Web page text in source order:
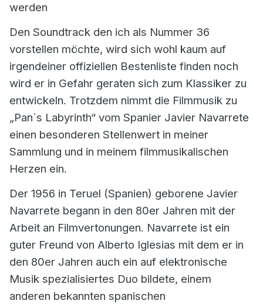
werden
Den Soundtrack den ich als Nummer 36
vorstellen möchte, wird sich wohl kaum auf
irgendeiner offiziellen Bestenliste finden noch
wird er in Gefahr geraten sich zum Klassiker zu
entwickeln. Trotzdem nimmt die Filmmusik zu
„Pan´s Labyrinth“ vom Spanier Javier Navarrete
einen besonderen Stellenwert in meiner
Sammlung und in meinem filmmusikalischen
Herzen ein.
Der 1956 in Teruel (Spanien) geborene Javier
Navarrete begann in den 80er Jahren mit der
Arbeit an Filmvertonungen. Navarrete ist ein
guter Freund von Alberto Iglesias mit dem er in
den 80er Jahren auch ein auf elektronische
Musik spezialisiertes Duo bildete, einem
anderen bekannten spanischen